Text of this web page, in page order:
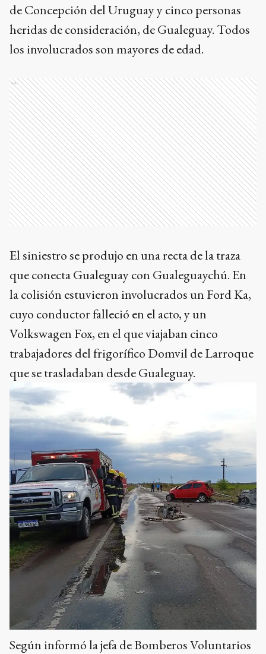
de Concepción del Uruguay y cinco personas
heridas de consideración, de Gualeguay. Todos
los involucrados son mayores de edad.
Ads
El siniestro se produjo en una recta de la traza
que conecta Gualeguay con Gualeguaychú. En
la colisión estuvieron involucrados un Ford Ka,
cuyo conductor falleció en el acto, y un
Volkswagen Fox, en el que viajaban cinco
trabajadores del frigorífico Domvil de Larroque
que se trasladaban desde Gualeguay.
Según informó la jefa de Bomberos Voluntarios